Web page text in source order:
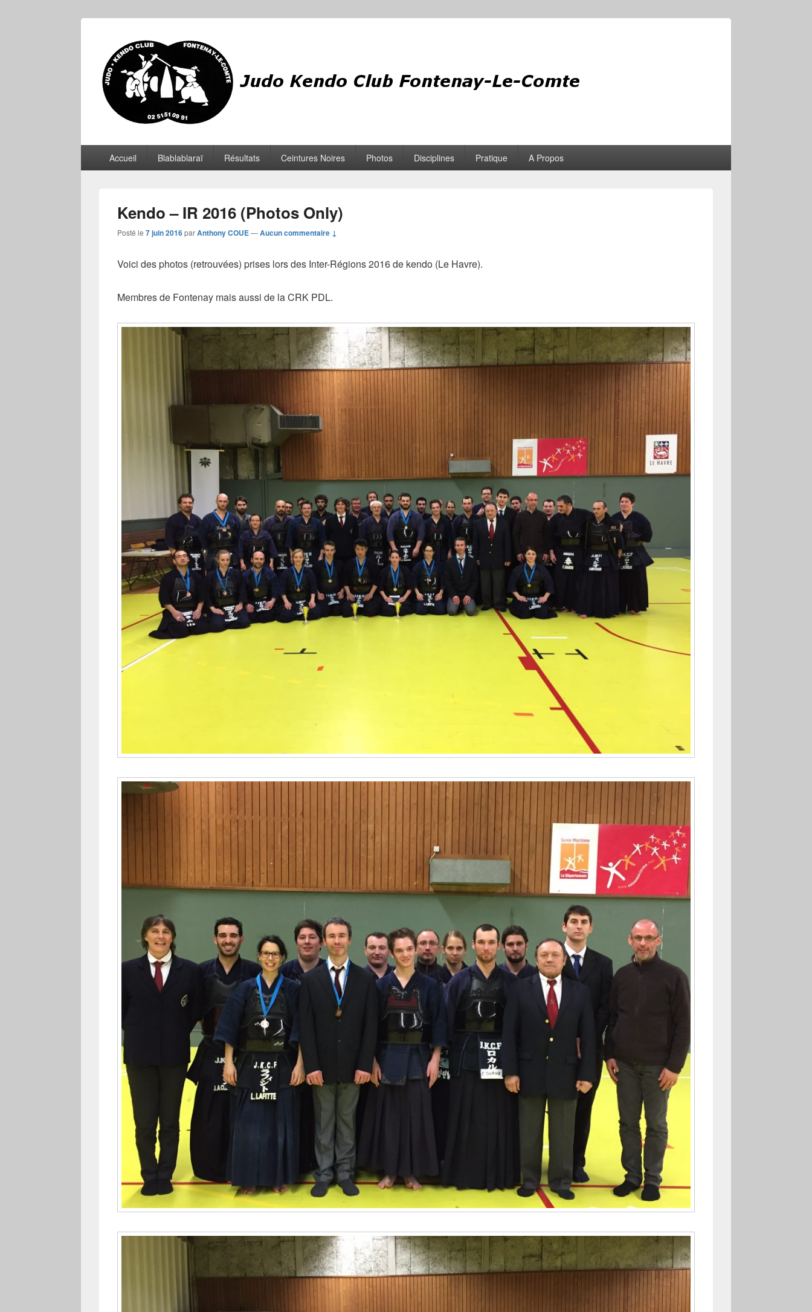
JKCF
principalAccueil Blablablaraï Résultats Ceintures Noires Photos Disciplines Pratique A Propos
Kendo – IR 2016 (Photos Only)
Posté le7 juin 2016 parAnthony COUE —Aucun commentaire ↓
Voici des photos (retrouvées) prises lors des Inter-Régions 2016 de kendo (Le Havre).
Membres de Fontenay mais aussi de la CRK PDL.